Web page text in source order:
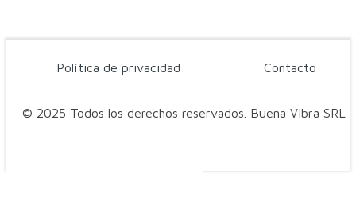
© 2025 Todos los derechos reservados. Buena Vibra SRL
Política de privacidad Contacto